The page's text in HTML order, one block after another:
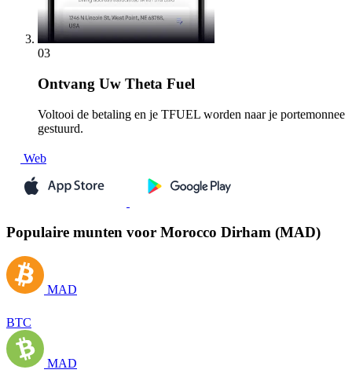
03
Ontvang Uw Theta Fuel
Voltooi de betaling en je TFUEL worden naar je portemonnee
gestuurd.
Web
Populaire munten voor Morocco Dirham (MAD)
MAD
BTC
MAD